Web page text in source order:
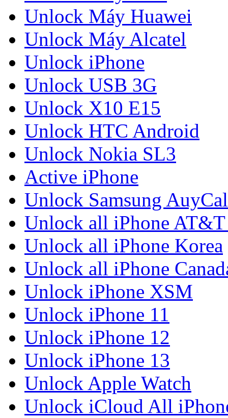
Unlock Máy Huawei
Unlock Máy Alcatel
Unlock iPhone
Unlock USB 3G
Unlock X10 E15
Unlock HTC Android
Unlock Nokia SL3
Active iPhone
Unlock Samsung
Unlock all iPhone
Unlock all iPhone Korea
Unlock all iPhone
Unlock iPhone XSM
Unlock iPhone 11
Unlock iPhone 12
Unlock iPhone 13
Unlock Apple Watch
Unlock iCloud All